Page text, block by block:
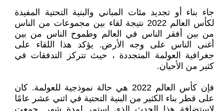
جاء بناء أو تجديد مئات المباني والبنية التحتية المفيدة
لكأس العالم 2022 نتيجة لقاء بين مجموعات من الناس
من بين أفقر الناس في العالم وطموح الناس من بين
أغنى الناس على وجه الأرض. يؤكد هذا اللقاء على
جغرافية العولمة المتجددة ، حيث تتركز التدفقات في
كثير من الأحيان.
فإن كأس العالم 2022 هي حالة نموذجية للعولمة. كان
على قطر بناء الكثير من البنية التحتية في اثني عشر عامًا